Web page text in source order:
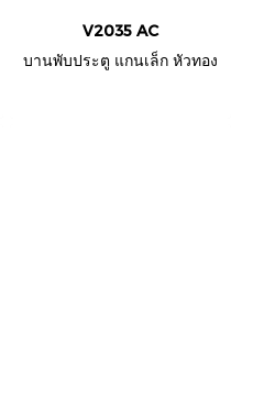
V2035 AC
บานพับประตู แกนเล็ก หัวทอง